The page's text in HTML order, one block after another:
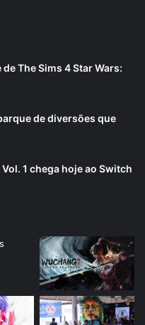
The Sims 4 Star Wars:
de diversões que
1 chega hoje ao Switch